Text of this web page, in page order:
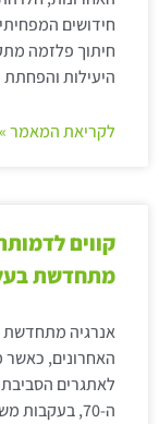
חידושים
חיתוך פלזמה
היעילות
לקריאת המאמר »
קווים
מתחדשת
אנרגיה מתחדשת
האחרונים, כאשר
לאתגרים
ה-70,